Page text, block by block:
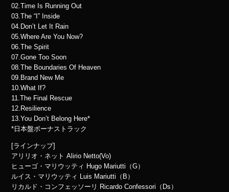
02.Time Is Running Out
03.The “I” Inside
04.Don’t Let It Rain
05.Where Are You Now?
06.The Spirit
07.Gone Too Soon
08.The Boundaries Of Heaven
09.Brand New Me
10.What If?
11.The Final Rescue
12.Resilience
13.You Don’t Belong Here*
*日本盤ボーナストラック
[ラインナップ]
アリリオ・ネット Alirio Netto(Vo)
ヒューゴ・マリウッティ Hugo Mariutti（G）
ルイス・マリウッティ Luis Mariutti（B）
リカルド・コンフェッソーリ Ricardo Confessori（Ds）